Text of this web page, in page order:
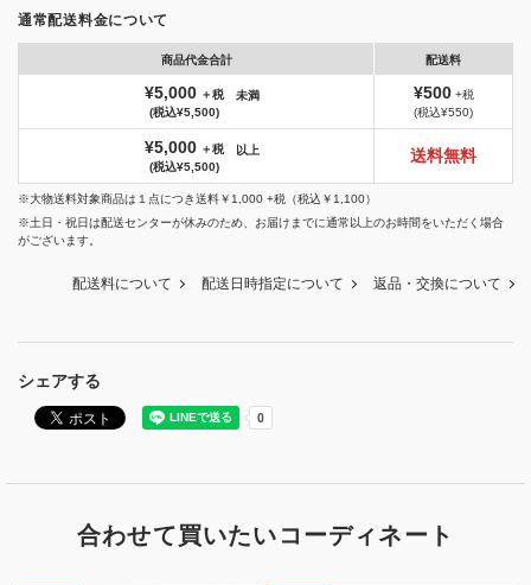
シェアする
通常配送料金について
商品代金合計 配送料
¥5,000 ＋税
(税込¥5,500)
未満 ¥500+税
(税込¥550)
¥5,000 ＋税
(税込¥5,500)
以上 送料無料
※大物送料対象商品は１点につき送料￥1,000 +税（税込￥1,100）
※土日・祝日は配送センターが休みのため、お届けまでに通常以上のお時間をいただく場合
がございます。
配送料について 配送日時指定について 返品・交換について
合わせて買いたいコーディネート